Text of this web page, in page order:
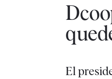
El